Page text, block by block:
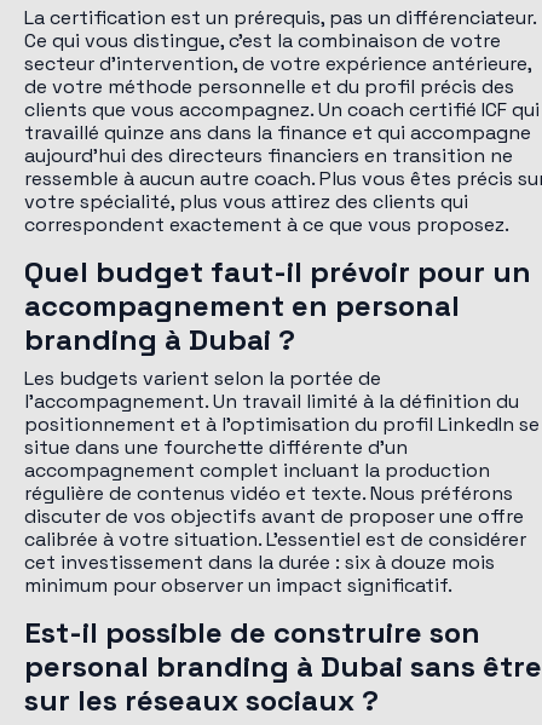
La certification est un prérequis, pas un différenciateur.
Ce qui vous distingue, c'est la combinaison de votre
secteur d'intervention, de votre expérience antérieure,
de votre méthode personnelle et du profil précis des
clients que vous accompagnez. Un coach certifié ICF
travaillé quinze ans dans la finance et qui accompagne
aujourd'hui des directeurs financiers en transition ne
ressemble à aucun autre coach. Plus vous êtes précis
votre spécialité, plus vous attirez des clients qui
correspondent exactement à ce que vous proposez.
Quel budget faut-il prévoir pour un
accompagnement en personal
branding à Dubai ?
Les budgets varient selon la portée de
l'accompagnement. Un travail limité à la définition du
positionnement et à l'optimisation du profil LinkedIn se
situe dans une fourchette différente d'un
accompagnement complet incluant la production
régulière de contenus vidéo et texte. Nous préférons
discuter de vos objectifs avant de proposer une offre
calibrée à votre situation. L'essentiel est de considérer
cet investissement dans la durée : six à douze mois
minimum pour observer un impact significatif.
Est-il possible de construire son
personal branding à Dubai sans être
sur les réseaux sociaux ?